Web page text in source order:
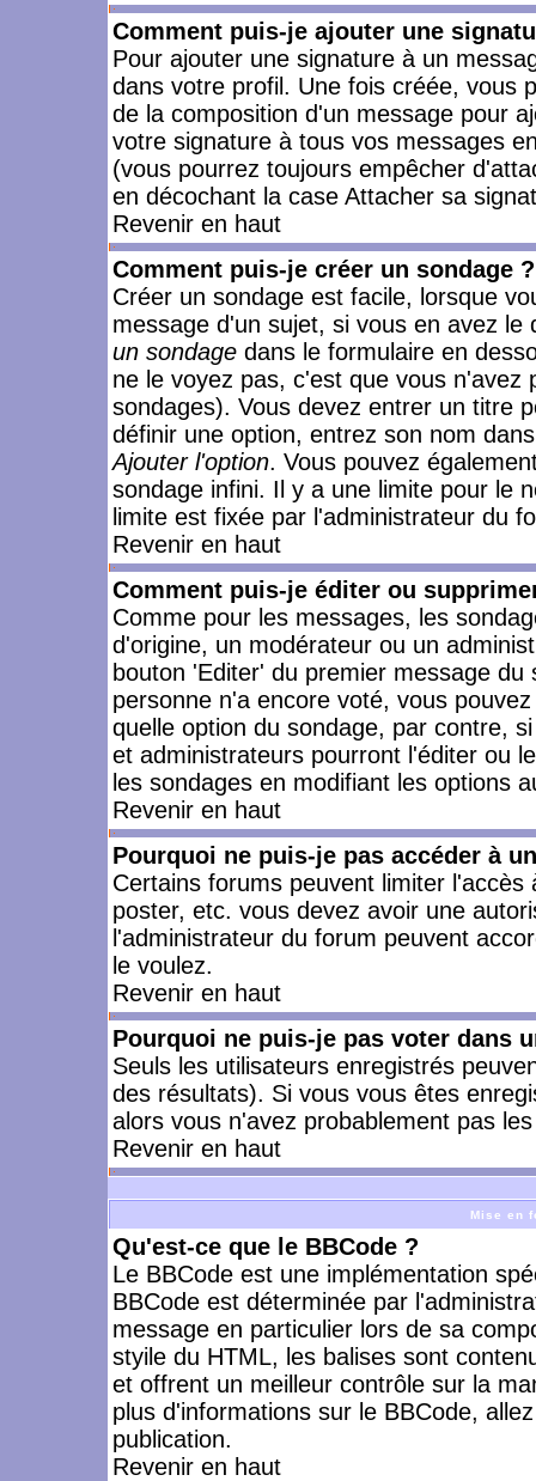
Comment puis-je ajouter une
Pour ajouter une signature à un
dans votre profil. Une fois créée, vous
de la composition d'un message pour
votre signature à tous vos messages
(vous pourrez toujours empêcher
en décochant la case Attacher sa
Revenir en haut
Comment puis-je créer un sondage ?
Créer un sondage est facile, lorsque
message d'un sujet, si vous en avez
un sondage dans le formulaire en
ne le voyez pas, c'est que vous
sondages). Vous devez entrer un titre
définir une option, entrez son nom
Ajouter l'option. Vous pouvez
sondage infini. Il y a une limite pour le
limite est fixée par l'administrateur du
Revenir en haut
Comment puis-je éditer ou
Comme pour les messages, les
d'origine, un modérateur ou un
bouton 'Editer' du premier message
personne n'a encore voté, vous
quelle option du sondage, par contre,
et administrateurs pourront l'éditer ou
les sondages en modifiant les options
Revenir en haut
Pourquoi ne puis-je pas accéder à
Certains forums peuvent limiter
poster, etc. vous devez avoir une
l'administrateur du forum peuvent
le voulez.
Revenir en haut
Pourquoi ne puis-je pas voter dans
Seuls les utilisateurs enregistrés
des résultats). Si vous vous êtes
alors vous n'avez probablement pas
Revenir en haut
Mise en
Qu'est-ce que le BBCode ?
Le BBCode est une implémentation
BBCode est déterminée par
message en particulier lors de sa
styile du HTML, les balises sont
et offrent un meilleur contrôle sur la
plus d'informations sur le BBCode,
publication.
Revenir en haut